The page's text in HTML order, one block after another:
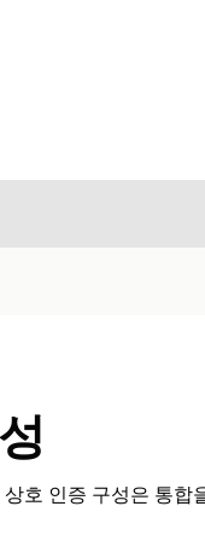
호 인증 구성은 통합